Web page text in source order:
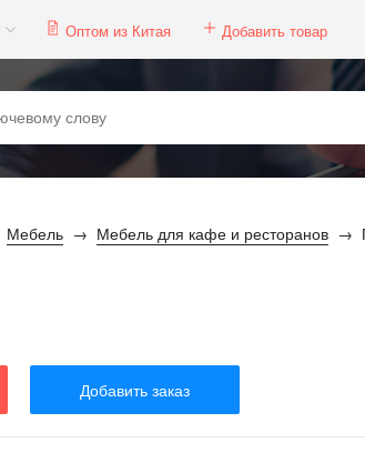
Оптом из Китая Добавить товар
Мебель Мебель для кафе и ресторанов
Добавить заказ